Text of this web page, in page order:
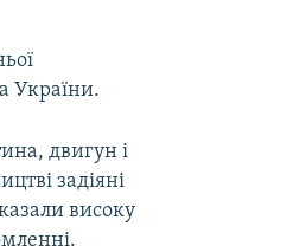
України.
двигун і
задіяні
високу